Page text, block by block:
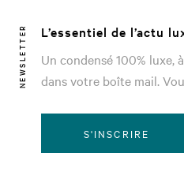
NEWSLETTER
L’essentiel de l’actu
Un condensé 100% luxe,
dans votre boîte mail.
S'INSCRIRE